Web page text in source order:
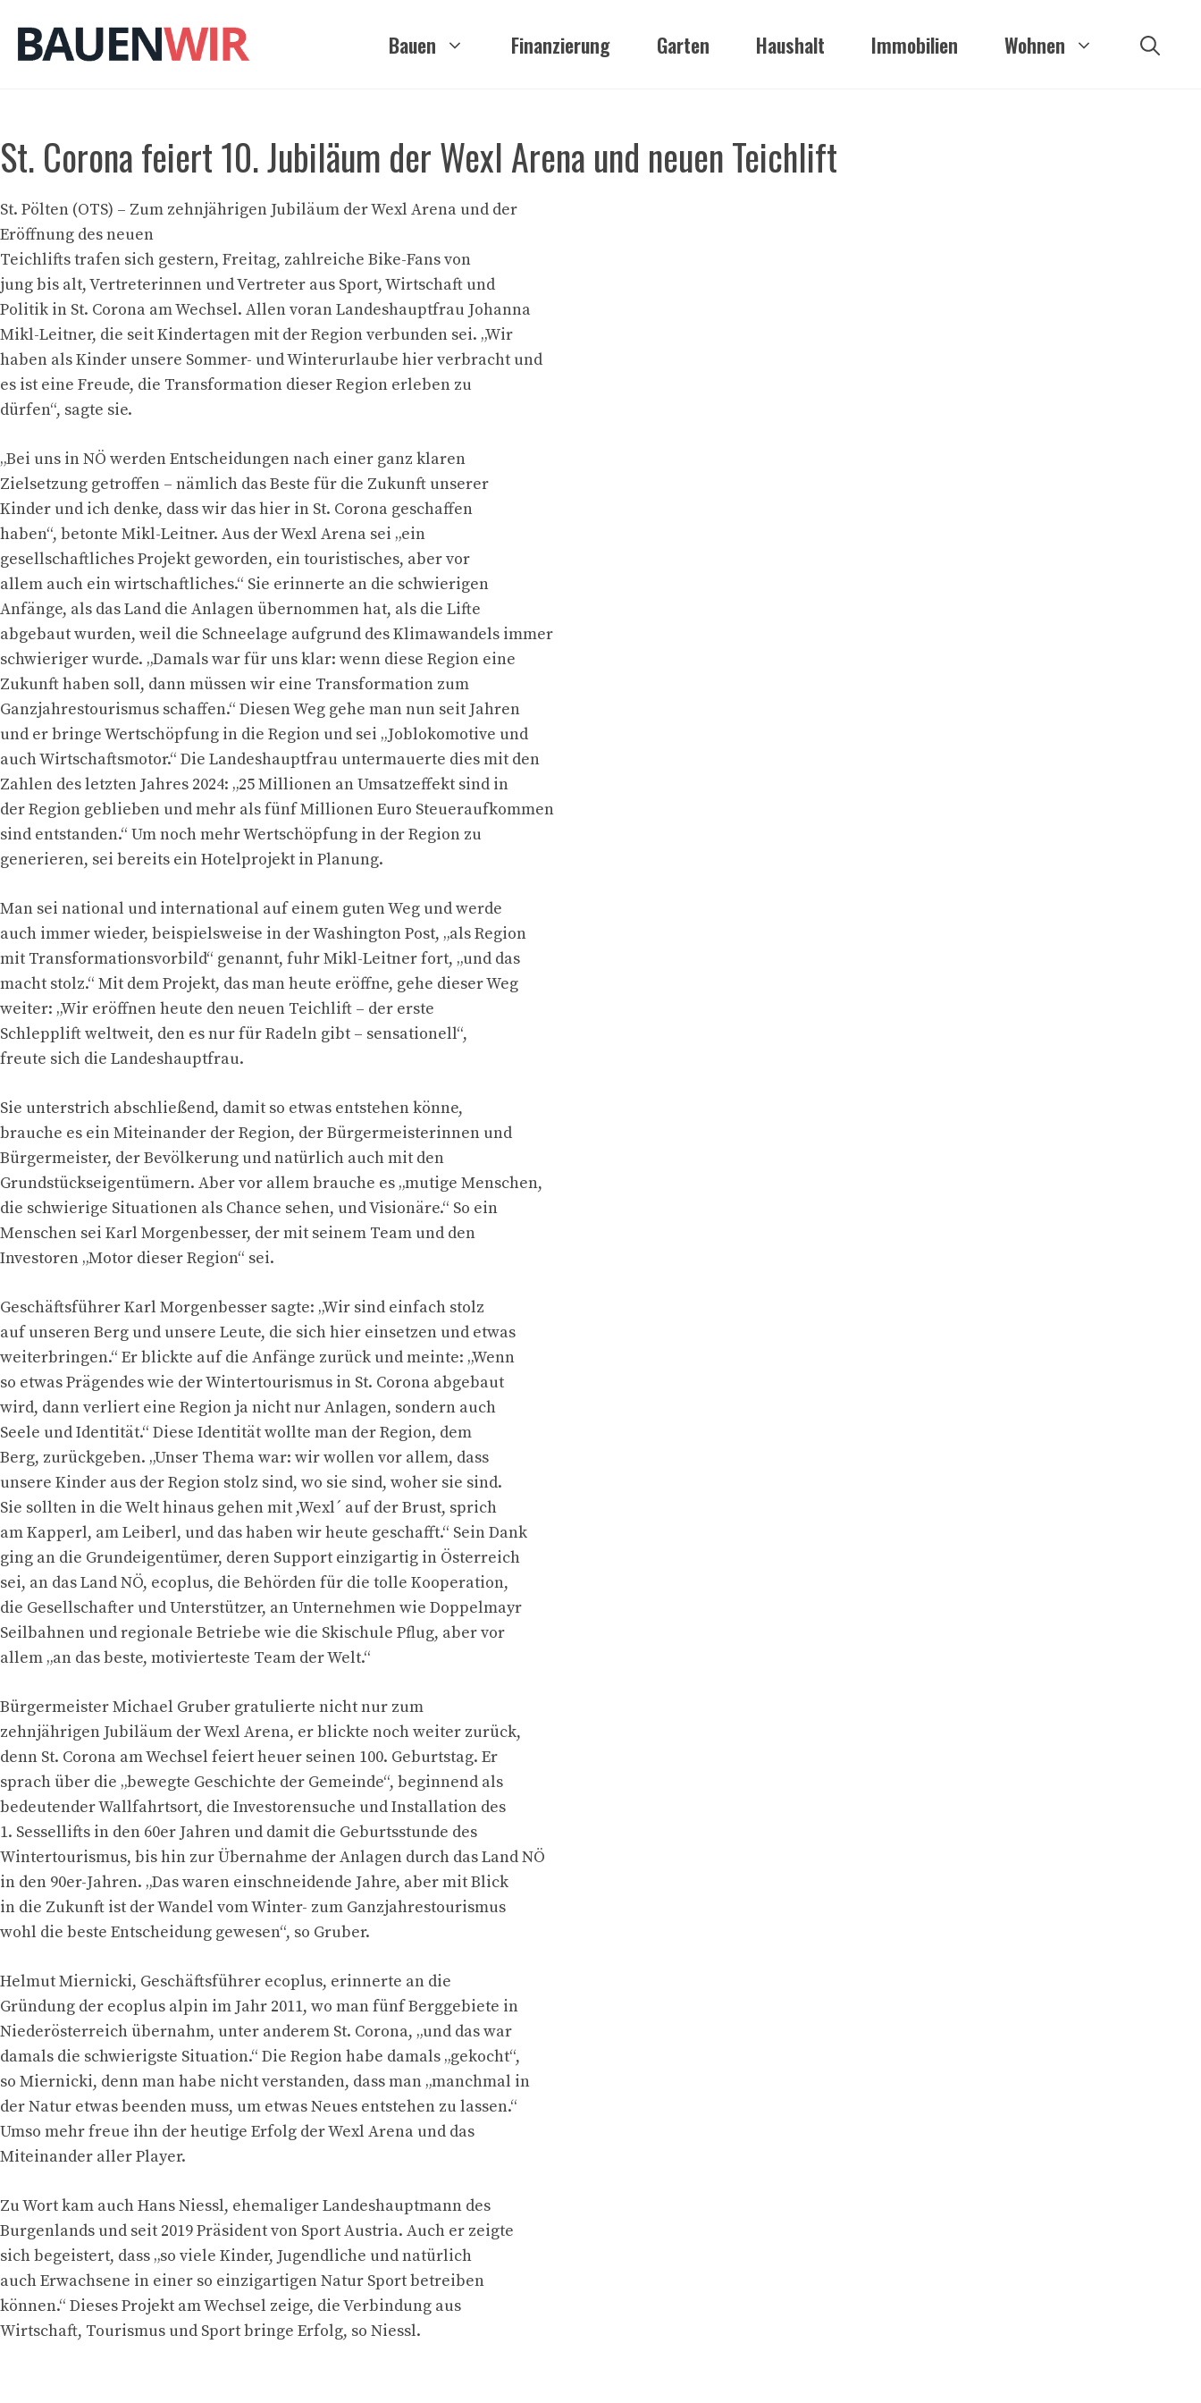
Inhalt
springen
Bauen Finanzierung Garten Haushalt Immobilien Wohnen
St. Corona feiert 10. Jubiläum der Wexl Arena und neuen Teichlift
St. Pölten (OTS) – Zum zehnjährigen Jubiläum der Wexl Arena und der
Eröffnung des neuen
Teichlifts trafen sich gestern, Freitag, zahlreiche Bike-Fans von
jung bis alt, Vertreterinnen und Vertreter aus Sport, Wirtschaft und
Politik in St. Corona am Wechsel. Allen voran Landeshauptfrau Johanna
Mikl-Leitner, die seit Kindertagen mit der Region verbunden sei. „Wir
haben als Kinder unsere Sommer- und Winterurlaube hier verbracht und
es ist eine Freude, die Transformation dieser Region erleben zu
dürfen“, sagte sie.
„Bei uns in NÖ werden Entscheidungen nach einer ganz klaren
Zielsetzung getroffen – nämlich das Beste für die Zukunft unserer
Kinder und ich denke, dass wir das hier in St. Corona geschaffen
haben“, betonte Mikl-Leitner. Aus der Wexl Arena sei „ein
gesellschaftliches Projekt geworden, ein touristisches, aber vor
allem auch ein wirtschaftliches.“ Sie erinnerte an die schwierigen
Anfänge, als das Land die Anlagen übernommen hat, als die Lifte
abgebaut wurden, weil die Schneelage aufgrund des Klimawandels immer
schwieriger wurde. „Damals war für uns klar: wenn diese Region eine
Zukunft haben soll, dann müssen wir eine Transformation zum
Ganzjahrestourismus schaffen.“ Diesen Weg gehe man nun seit Jahren
und er bringe Wertschöpfung in die Region und sei „Joblokomotive und
auch Wirtschaftsmotor.“ Die Landeshauptfrau untermauerte dies mit den
Zahlen des letzten Jahres 2024: „25 Millionen an Umsatzeffekt sind in
der Region geblieben und mehr als fünf Millionen Euro Steueraufkommen
sind entstanden.“ Um noch mehr Wertschöpfung in der Region zu
generieren, sei bereits ein Hotelprojekt in Planung.
Man sei national und international auf einem guten Weg und werde
auch immer wieder, beispielsweise in der Washington Post, „als Region
mit Transformationsvorbild“ genannt, fuhr Mikl-Leitner fort, „und das
macht stolz.“ Mit dem Projekt, das man heute eröffne, gehe dieser Weg
weiter: „Wir eröffnen heute den neuen Teichlift – der erste
Schlepplift weltweit, den es nur für Radeln gibt – sensationell“,
freute sich die Landeshauptfrau.
Sie unterstrich abschließend, damit so etwas entstehen könne,
brauche es ein Miteinander der Region, der Bürgermeisterinnen und
Bürgermeister, der Bevölkerung und natürlich auch mit den
Grundstückseigentümern. Aber vor allem brauche es „mutige Menschen,
die schwierige Situationen als Chance sehen, und Visionäre.“ So ein
Menschen sei Karl Morgenbesser, der mit seinem Team und den
Investoren „Motor dieser Region“ sei.
Geschäftsführer Karl Morgenbesser sagte: „Wir sind einfach stolz
auf unseren Berg und unsere Leute, die sich hier einsetzen und etwas
weiterbringen.“ Er blickte auf die Anfänge zurück und meinte: „Wenn
so etwas Prägendes wie der Wintertourismus in St. Corona abgebaut
wird, dann verliert eine Region ja nicht nur Anlagen, sondern auch
Seele und Identität.“ Diese Identität wollte man der Region, dem
Berg, zurückgeben. „Unser Thema war: wir wollen vor allem, dass
unsere Kinder aus der Region stolz sind, wo sie sind, woher sie sind.
Sie sollten in die Welt hinaus gehen mit ,Wexl´ auf der Brust, sprich
am Kapperl, am Leiberl, und das haben wir heute geschafft.“ Sein Dank
ging an die Grundeigentümer, deren Support einzigartig in Österreich
sei, an das Land NÖ, ecoplus, die Behörden für die tolle Kooperation,
die Gesellschafter und Unterstützer, an Unternehmen wie Doppelmayr
Seilbahnen und regionale Betriebe wie die Skischule Pflug, aber vor
allem „an das beste, motivierteste Team der Welt.“
Bürgermeister Michael Gruber gratulierte nicht nur zum
zehnjährigen Jubiläum der Wexl Arena, er blickte noch weiter zurück,
denn St. Corona am Wechsel feiert heuer seinen 100. Geburtstag. Er
sprach über die „bewegte Geschichte der Gemeinde“, beginnend als
bedeutender Wallfahrtsort, die Investorensuche und Installation des
1. Sessellifts in den 60er Jahren und damit die Geburtsstunde des
Wintertourismus, bis hin zur Übernahme der Anlagen durch das Land NÖ
in den 90er-Jahren. „Das waren einschneidende Jahre, aber mit Blick
in die Zukunft ist der Wandel vom Winter- zum Ganzjahrestourismus
wohl die beste Entscheidung gewesen“, so Gruber.
Helmut Miernicki, Geschäftsführer ecoplus, erinnerte an die
Gründung der ecoplus alpin im Jahr 2011, wo man fünf Berggebiete in
Niederösterreich übernahm, unter anderem St. Corona, „und das war
damals die schwierigste Situation.“ Die Region habe damals „gekocht“,
so Miernicki, denn man habe nicht verstanden, dass man „manchmal in
der Natur etwas beenden muss, um etwas Neues entstehen zu lassen.“
Umso mehr freue ihn der heutige Erfolg der Wexl Arena und das
Miteinander aller Player.
Zu Wort kam auch Hans Niessl, ehemaliger Landeshauptmann des
Burgenlands und seit 2019 Präsident von Sport Austria. Auch er zeigte
sich begeistert, dass „so viele Kinder, Jugendliche und natürlich
auch Erwachsene in einer so einzigartigen Natur Sport betreiben
können.“ Dieses Projekt am Wechsel zeige, die Verbindung aus
Wirtschaft, Tourismus und Sport bringe Erfolg, so Niessl.